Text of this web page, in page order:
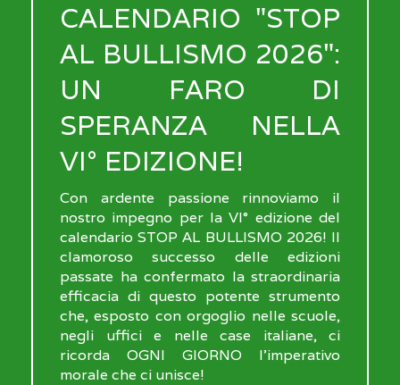
CALENDARIO "STOP
AL BULLISMO 2026":
UN FARO DI
SPERANZA NELLA
VI° EDIZIONE!
Con ardente passione rinnoviamo il
nostro impegno per la VI° edizione del
calendario STOP AL BULLISMO 2026! Il
clamoroso successo delle edizioni
passate ha confermato la straordinaria
efficacia di questo potente strumento
che, esposto con orgoglio nelle scuole,
negli uffici e nelle case italiane, ci
ricorda OGNI GIORNO l'imperativo
morale che ci unisce!